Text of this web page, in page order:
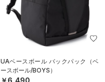
UAベースボール バックパック（ベ
ースボール/BOYS）